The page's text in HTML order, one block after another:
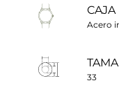
CAJA
Acero
33